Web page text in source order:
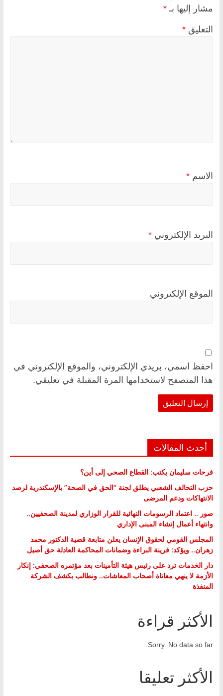
مشار إليها بـ *
التعليق *
الاسم *
البريد الإلكتروني *
الموقع الإلكتروني
احفظ اسمي، بريدي الإلكتروني، والموقع الإلكتروني في
هذا المتصفح لاستخدامها المرة المقبلة في تعليقي.
أحدث المقالات
فرحات سليمان يكتب: القطاع الصحي إلى أين؟
حزب التحالف الشعبي يطلق لجنة “الحق في الصحة” بالإسكندرية لرصد
الانتهاكات ودعم المرضى
صور .. اعتماد الرسومات النهائية للقرار الوزاري لمدينة الصحفيين..
وانتهاء أعمال إنشاء المبنى الإداري
المجلس القومي لحقوق الإنسان يعلن متابعة قضية الدكتور محمد
زهران.. ويؤكد: قرينة البراءة وضمانات المحاكمة العادلة حق أصيل
دار الخدمات ترد على رئيس هيئة التأمينات بعد مؤتمره الصحفي: إنكار
الأزمة لا ينهي معاناة أصحاب المعاشات.. ونطالب بكشف الشركة
المنفذة
الأكثر قراءة
Sorry. No data so far.
الأكثر تعليقا